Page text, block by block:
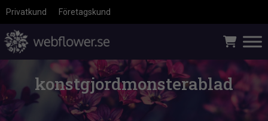
Privatkund Företagskund
konstgjordmonsterablad